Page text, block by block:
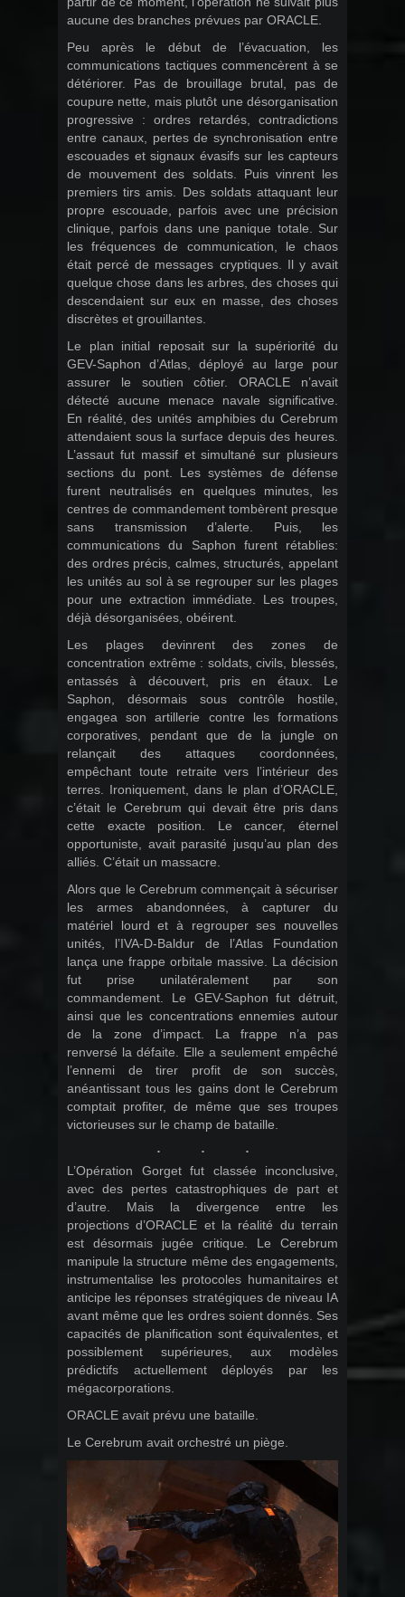
aucune des branches prévues par ORACLE.
Peu après le début de l’évacuation, les
communications tactiques commencèrent à se
détériorer. Pas de brouillage brutal, pas de
coupure nette, mais plutôt une désorganisation
progressive : ordres retardés, contradictions
entre canaux, pertes de synchronisation entre
escouades et signaux évasifs sur les capteurs
de mouvement des soldats. Puis vinrent les
premiers tirs amis. Des soldats attaquant leur
propre escouade, parfois avec une précision
clinique, parfois dans une panique totale. Sur
les fréquences de communication, le chaos
était percé de messages cryptiques. Il y avait
quelque chose dans les arbres, des choses qui
descendaient sur eux en masse, des choses
discrètes et grouillantes.
Le plan initial reposait sur la supériorité du
GEV-Saphon d’Atlas, déployé au large pour
assurer le soutien côtier. ORACLE n’avait
détecté aucune menace navale significative.
En réalité, des unités amphibies du Cerebrum
attendaient sous la surface depuis des heures.
L’assaut fut massif et simultané sur plusieurs
sections du pont. Les systèmes de défense
furent neutralisés en quelques minutes, les
centres de commandement tombèrent presque
sans transmission d’alerte. Puis, les
communications du Saphon furent rétablies:
des ordres précis, calmes, structurés, appelant
les unités au sol à se regrouper sur les plages
pour une extraction immédiate. Les troupes,
déjà désorganisées, obéirent.
Les plages devinrent des zones de
concentration extrême : soldats, civils, blessés,
entassés à découvert, pris en étaux. Le
Saphon, désormais sous contrôle hostile,
engagea son artillerie contre les formations
corporatives, pendant que de la jungle on
relançait des attaques coordonnées,
empêchant toute retraite vers l’intérieur des
terres. Ironiquement, dans le plan d’ORACLE,
c’était le Cerebrum qui devait être pris dans
cette exacte position. Le cancer, éternel
opportuniste, avait parasité jusqu’au plan des
alliés. C’était un massacre.
Alors que le Cerebrum commençait à sécuriser
les armes abandonnées, à capturer du
matériel lourd et à regrouper ses nouvelles
unités, l’IVA-D-Baldur de l’Atlas Foundation
lança une frappe orbitale massive. La décision
fut prise unilatéralement par son
commandement. Le GEV-Saphon fut détruit,
ainsi que les concentrations ennemies autour
de la zone d’impact. La frappe n’a pas
renversé la défaite. Elle a seulement empêché
l’ennemi de tirer profit de son succès,
anéantissant tous les gains dont le Cerebrum
comptait profiter, de même que ses troupes
victorieuses sur le champ de bataille.
L’Opération Gorget fut classée inconclusive,
avec des pertes catastrophiques de part et
d’autre. Mais la divergence entre les
projections d’ORACLE et la réalité du terrain
est désormais jugée critique. Le Cerebrum
manipule la structure même des engagements,
instrumentalise les protocoles humanitaires et
anticipe les réponses stratégiques de niveau IA
avant même que les ordres soient donnés. Ses
capacités de planification sont équivalentes, et
possiblement supérieures, aux modèles
prédictifs actuellement déployés par les
mégacorporations.
ORACLE avait prévu une bataille.
Le Cerebrum avait orchestré un piège.